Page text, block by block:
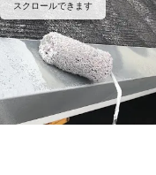
スクロールできます